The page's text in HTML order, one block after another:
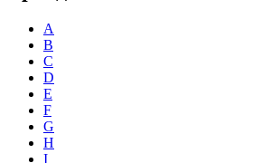
A
B
C
D
E
F
G
H
I